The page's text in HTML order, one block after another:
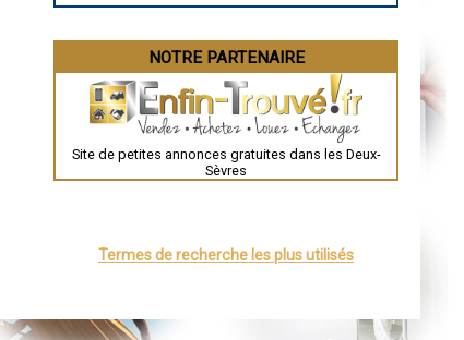
Guéret
Besançon
Évreux
Chartres
Nîmes
Auch
Grenoble
Saint-Étienne
NOTRE PARTENAIRE
Site de petites annonces gratuites dans les Deux-
Sèvres
Termes de recherche les plus utilisés